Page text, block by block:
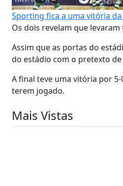
Sporting fica a uma vitória
Os dois revelam que
Assim que as portas do
do estádio com o pretexto
A final teve uma vitória por 5-
terem jogado.
Mais Vistas